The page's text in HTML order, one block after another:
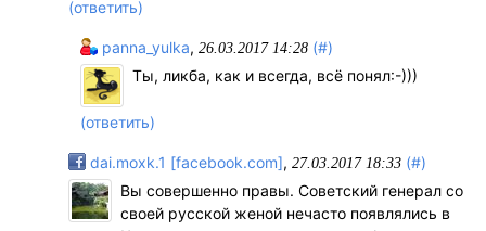
(ответить)
panna_yulka,26.03.2017 14:28 (#)
Ты, ликба, как и всегда, всё понял:-)))
(ответить)
dai.moxk.1 [facebook.com], 27.03.2017 18:33 (#)
Вы совершенно правы. Советский генерал со
своей русской женой нечасто появлялись в